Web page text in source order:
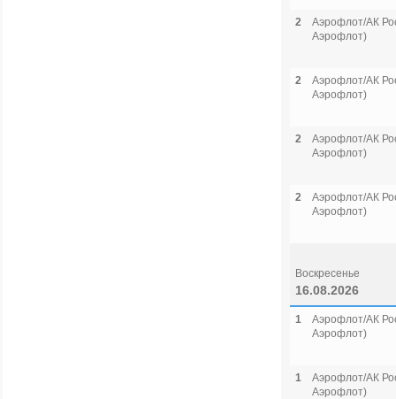
2
Аэрофлот/АК
Аэрофлот)
2
Аэрофлот/АК
Аэрофлот)
2
Аэрофлот/АК
Аэрофлот)
2
Аэрофлот/АК
Аэрофлот)
Воскресенье
16.08.2026
1
Аэрофлот/АК
Аэрофлот)
1
Аэрофлот/АК
Аэрофлот)